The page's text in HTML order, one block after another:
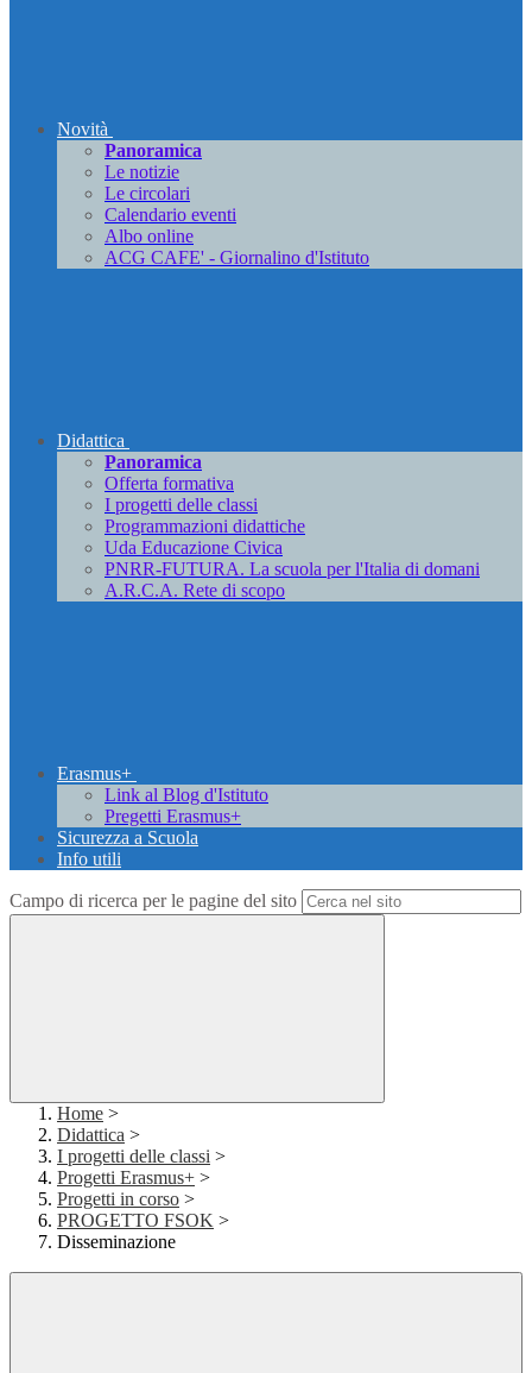
Novità
Panoramica
Le notizie
Le circolari
Calendario eventi
Albo online
ACG CAFE' - Giornalino d'Istituto
Didattica
Panoramica
Offerta formativa
I progetti delle classi
Programmazioni didattiche
Uda Educazione Civica
PNRR-FUTURA. La scuola per l'Italia di domani
A.R.C.A. Rete di scopo
Erasmus+
Link al Blog d'Istituto
Pregetti Erasmus+
Sicurezza a Scuola
Info utili
Campo di ricerca per le pagine del sito
Home >
Didattica >
I progetti delle classi >
Progetti Erasmus+ >
Progetti in corso >
PROGETTO FSOK >
Disseminazione